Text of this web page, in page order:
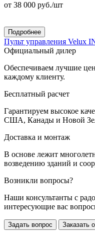
от 38 000 руб./шт
Подробнее
Пульт управления Velux
Официальный дилер
Обеспечиваем лучшие
каждому клиенту.
Бесплатный расчет
Гарантируем высокое
США, Канады и Новой
Доставка и монтаж
В основе лежит
возведению зданий и
Возникли вопросы?
Наши консультанты с
интересующие вас
Задать вопрос Заказать